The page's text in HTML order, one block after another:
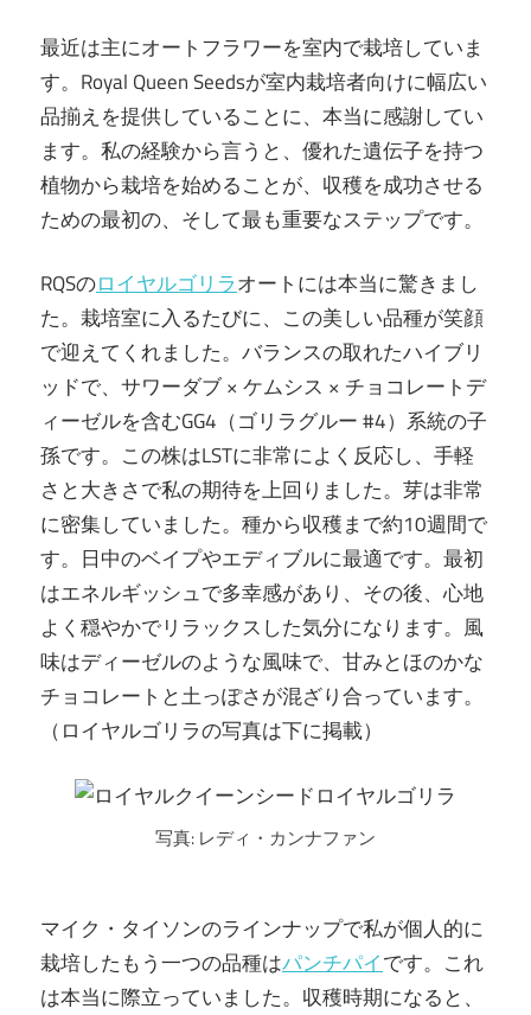
最近は主にオートフラワーを室内で栽培していま
す。Royal Queen Seedsが室内栽培者向けに幅広い
品揃えを提供していることに、本当に感謝してい
ます。私の経験から言うと、優れた遺伝子を持つ
植物から栽培を始めることが、収穫を成功させる
ための最初の、そして最も重要なステップです。
RQSのロイヤルゴリラオートには本当に驚きまし
た。栽培室に入るたびに、この美しい品種が笑顔
で迎えてくれました。バランスの取れたハイブリ
ッドで、サワーダブ × ケムシス × チョコレートデ
ィーゼルを含むGG4（ゴリラグルー #4）系統の子
孫です。この株はLSTに非常によく反応し、手軽
さと大きさで私の期待を上回りました。芽は非常
に密集していました。種から収穫まで約10週間で
す。日中のベイプやエディブルに最適です。最初
はエネルギッシュで多幸感があり、その後、心地
よく穏やかでリラックスした気分になります。風
味はディーゼルのような風味で、甘みとほのかな
チョコレートと土っぽさが混ざり合っています。
（ロイヤルゴリラの写真は下に掲載）
写真: レディ・カンナファン
マイク・タイソンのラインナップで私が個人的に
栽培したもう一つの品種はパンチパイです。これ
は本当に際立っていました。収穫時期になると、